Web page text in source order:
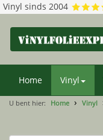
Vinyl sinds 2004
Home Vinyl
U bent hier: Home Vinyl